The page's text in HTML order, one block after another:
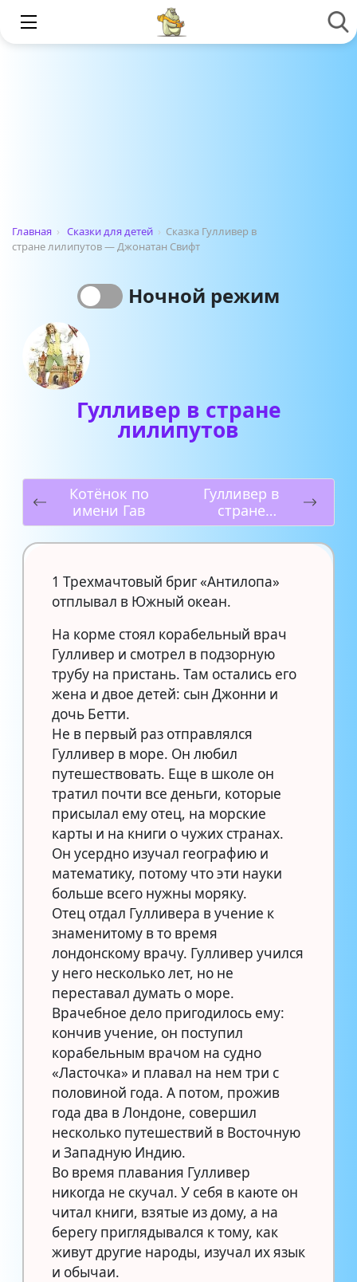
Главная › Сказки для детей › Сказка Гулливер в
стране лилипутов — Джонатан Свифт
Ночной режим
Гулливер в стране
лилипутов
Котёнок по
имени Гав
Гулливер в
стране
великанов
1 Трехмачтовый бриг «Антилопа»
отплывал в Южный океан.
На корме стоял корабельный врач
Гулливер и смотрел в подзорную
трубу на пристань. Там остались его
жена и двое детей: сын Джонни и
дочь Бетти.
Не в первый раз отправлялся
Гулливер в море. Он любил
путешествовать. Еще в школе он
тратил почти все деньги, которые
присылал ему отец, на морские
карты и на книги о чужих странах.
Он усердно изучал географию и
математику, потому что эти науки
больше всего нужны моряку.
Отец отдал Гулливера в учение к
знаменитому в то время
лондонскому врачу. Гулливер учился
у него несколько лет, но не
переставал думать о море.
Врачебное дело пригодилось ему:
кончив учение, он поступил
корабельным врачом на судно
«Ласточка» и плавал на нем три с
половиной года. А потом, прожив
года два в Лондоне, совершил
несколько путешествий в Восточную
и Западную Индию.
Во время плавания Гулливер
никогда не скучал. У себя в каюте он
читал книги, взятые из дому, а на
берегу приглядывался к тому, как
живут другие народы, изучал их язык
и обычаи.